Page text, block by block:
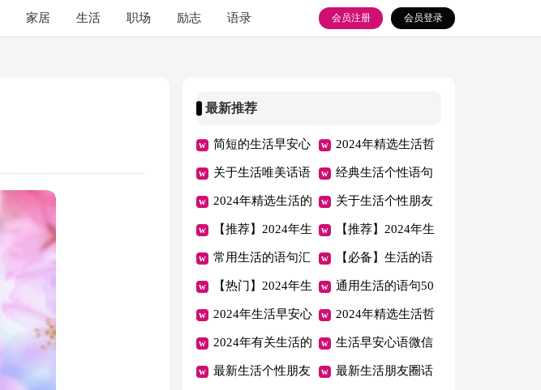
家居 生活 职场 励志 语录 会员登录
会员注册
最新推荐
简短的生活早安心
语大汇总55句
2024年精选生活哲
理短句集合50条
关于生活唯美话语
大全（精选150
句）
经典生活个性语句
30句
2024年精选生活的
语句合集49条
关于生活个性朋友
圈话语汇总（精选
90句）
【推荐】2024年生
活的语句集合85句
【推荐】2024年生
活早安心语QQ22
句
常用生活的语句汇
编38条
【必备】生活的语
句汇总69条
【热门】2024年生
活早安心语微信集
合58句
通用生活的语句50
句
2024年生活早安心
语微信56句
2024年精选生活哲
理语句汇编36条
2024年有关生活的
语句锦集100句
生活早安心语微信
汇总55句
最新生活个性朋友 最新生活朋友圈话